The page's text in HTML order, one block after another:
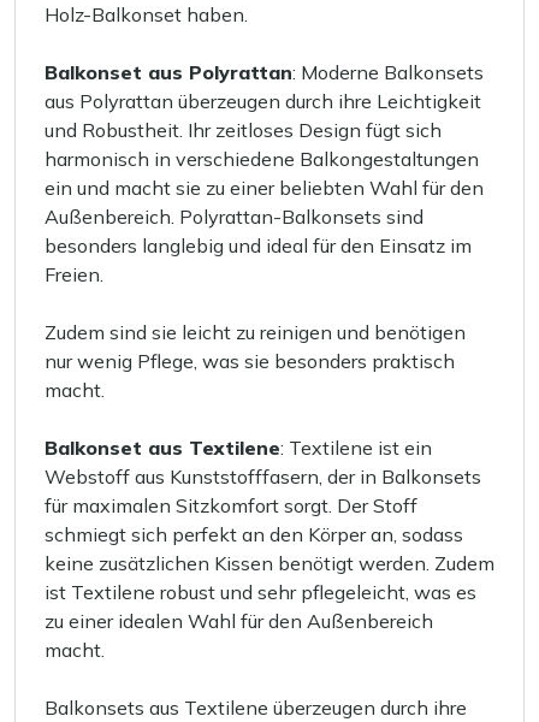
Holz-Balkonset haben.
Balkonset aus Polyrattan: Moderne Balkonsets
aus Polyrattan überzeugen durch ihre Leichtigkeit
und Robustheit. Ihr zeitloses Design fügt sich
harmonisch in verschiedene Balkongestaltungen
ein und macht sie zu einer beliebten Wahl für den
Außenbereich. Polyrattan-Balkonsets sind
besonders langlebig und ideal für den Einsatz im
Freien.
Zudem sind sie leicht zu reinigen und benötigen
nur wenig Pflege, was sie besonders praktisch
macht.
Balkonset aus Textilene: Textilene ist ein
Webstoff aus Kunststofffasern, der in Balkonsets
für maximalen Sitzkomfort sorgt. Der Stoff
schmiegt sich perfekt an den Körper an, sodass
keine zusätzlichen Kissen benötigt werden. Zudem
ist Textilene robust und sehr pflegeleicht, was es
zu einer idealen Wahl für den Außenbereich
macht.
Balkonsets aus Textilene überzeugen durch ihre